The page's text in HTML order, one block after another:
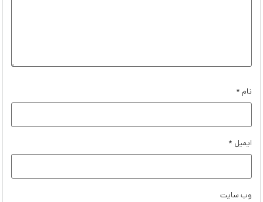
نام *
ایمیل *
وب‌ سایت